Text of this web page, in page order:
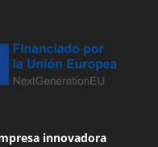
innovadora